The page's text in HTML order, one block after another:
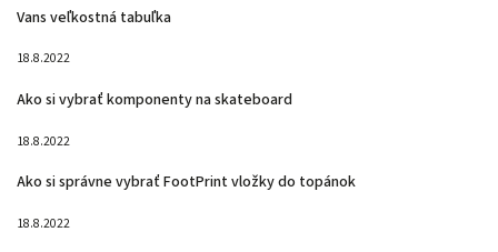
Vans veľkostná tabuľka
18.8.2022
Ako si vybrať komponenty na skateboard
18.8.2022
Ako si správne vybrať FootPrint vložky do topánok
18.8.2022